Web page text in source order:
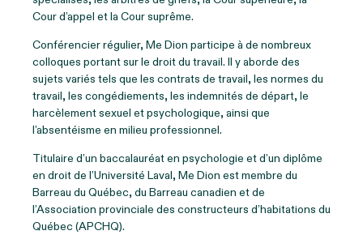
Cour d’appel et la Cour suprême.
Conférencier régulier, Me Dion participe à de nombreux
colloques portant sur le droit du travail. Il y aborde des
sujets variés tels que les contrats de travail, les normes du
travail, les congédiements, les indemnités de départ, le
harcèlement sexuel et psychologique, ainsi que
l’absentéisme en milieu professionnel.
Titulaire d’un baccalauréat en psychologie et d’un diplôme
en droit de l’Université Laval, Me Dion est membre du
Barreau du Québec, du Barreau canadien et de
l’Association provinciale des constructeurs d’habitations du
Québec (APCHQ).